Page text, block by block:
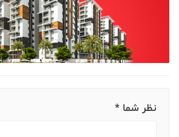
نظر شما *